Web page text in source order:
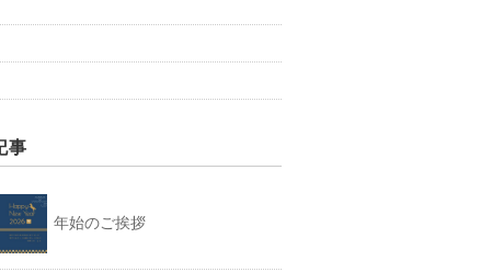
事
年始のご挨拶